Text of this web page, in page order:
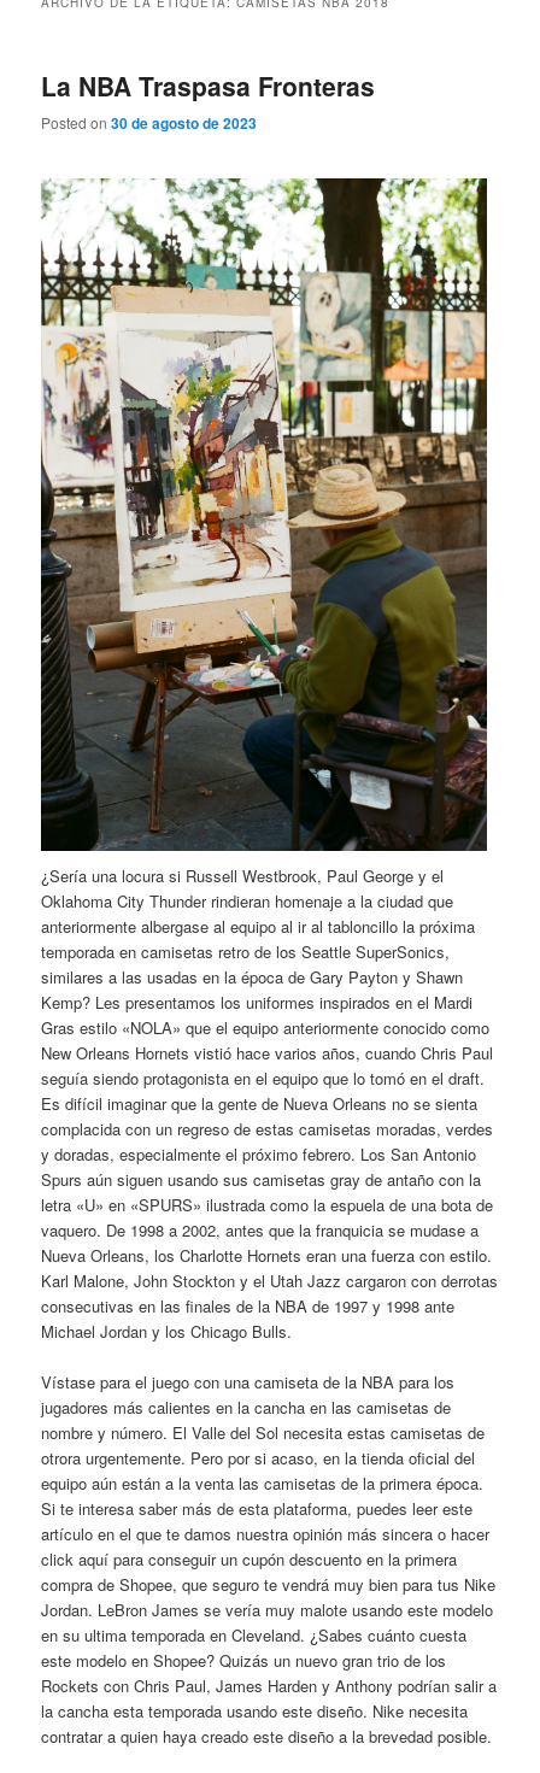
La NBA Traspasa Fronteras
Posted on30 de agosto de 2023
¿Sería una locura si Russell Westbrook, Paul George y el
Oklahoma City Thunder rindieran homenaje a la ciudad que
anteriormente albergase al equipo al ir al tabloncillo la próxima
temporada en camisetas retro de los Seattle SuperSonics,
similares a las usadas en la época de Gary Payton y Shawn
Kemp? Les presentamos los uniformes inspirados en el Mardi
Gras estilo «NOLA» que el equipo anteriormente conocido como
New Orleans Hornets vistió hace varios años, cuando Chris Paul
seguía siendo protagonista en el equipo que lo tomó en el draft.
Es difícil imaginar que la gente de Nueva Orleans no se sienta
complacida con un regreso de estas camisetas moradas, verdes
y doradas, especialmente el próximo febrero. Los San Antonio
Spurs aún siguen usando sus camisetas gray de antaño con la
letra «U» en «SPURS» ilustrada como la espuela de una bota de
vaquero. De 1998 a 2002, antes que la franquicia se mudase a
Nueva Orleans, los Charlotte Hornets eran una fuerza con estilo.
Karl Malone, John Stockton y el Utah Jazz cargaron con derrotas
consecutivas en las finales de la NBA de 1997 y 1998 ante
Michael Jordan y los Chicago Bulls.
Vístase para el juego con una camiseta de la NBA para los
jugadores más calientes en la cancha en las camisetas de
nombre y número. El Valle del Sol necesita estas camisetas de
otrora urgentemente. Pero por si acaso, en la tienda oficial del
equipo aún están a la venta las camisetas de la primera época.
Si te interesa saber más de esta plataforma, puedes leer este
artículo en el que te damos nuestra opinión más sincera o hacer
click aquí para conseguir un cupón descuento en la primera
compra de Shopee, que seguro te vendrá muy bien para tus Nike
Jordan. LeBron James se vería muy malote usando este modelo
en su ultima temporada en Cleveland. ¿Sabes cuánto cuesta
este modelo en Shopee? Quizás un nuevo gran trio de los
Rockets con Chris Paul, James Harden y Anthony podrían salir a
la cancha esta temporada usando este diseño. Nike necesita
contratar a quien haya creado este diseño a la brevedad posible.